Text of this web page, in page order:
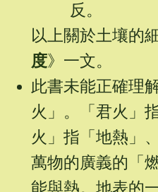
反。
以上關於土壤的
度》一文。
此書未能正確理
火」。「君火」
火」指「地熱」
萬物的廣義的「
能與熱。地表的